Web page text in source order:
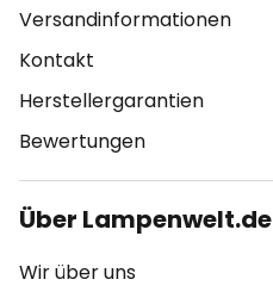
Versandinformationen
Kontakt
Herstellergarantien
Bewertungen
Über Lampenwelt.de
Wir über uns